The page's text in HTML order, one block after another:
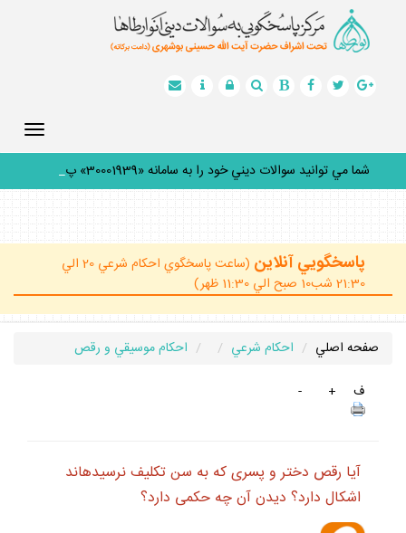
شما مي توانيد سوالات ديني خود را به سامانه «30001939» پيا
_
پاسخگويي آنلاين
(ساعت پاسخگوي احكام شرعي 20 الي
21:30 شب10 صبح الي 11:30 ظهر)
صفحه اصلي احكام شرعي
احكام موسيقي و رقص
ف
+
-
آيا رقص دختر و پسرى كه به سن تكليف نرسيده‏اند
اشكال دارد؟ ديدن آن چه حكمى دارد؟